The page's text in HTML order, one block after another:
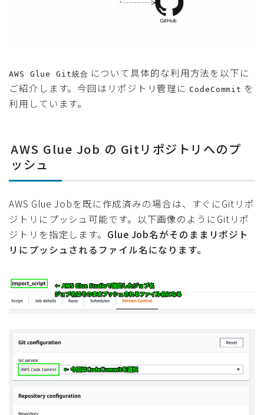
AWS Glue Git統合 について具体的な利用方法を以下に
ご紹介します。今回はリポジトリ管理に CodeCommit を
利用しています。
AWS Glue Job の Gitリポジトリへのプ
ッシュ
AWS Glue Jobを既に作成済みの場合は、すぐにGitリポ
ジトリにプッシュ可能です。以下画像のようにGitリポ
ジトリを指定します。 Glue Job名がそのままリポジト
リにプッシュされるファイル名になります。